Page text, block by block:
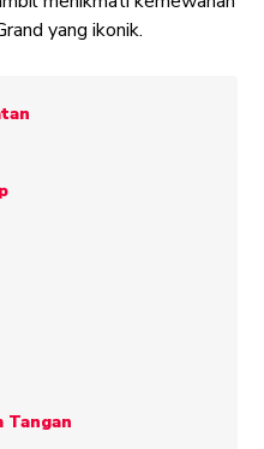
yang ikonik.
Tangan